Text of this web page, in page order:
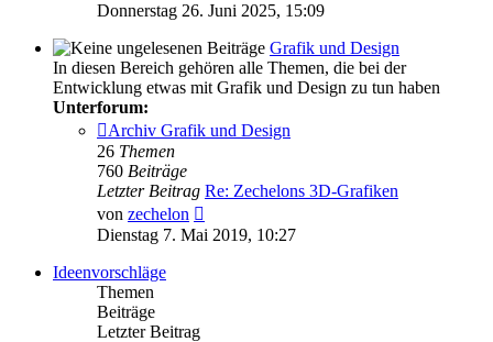
Beitrag
Donnerstag 26. Juni 2025, 15:09
Grafik und Design
In diesen Bereich gehören alle Themen, die bei der
Entwicklung etwas mit Grafik und Design zu tun haben
Unterforum:
Archiv Grafik und Design
26 Themen
760 Beiträge
Letzter Beitrag Re: Zechelons 3D-Grafiken
von zechelon
Beitrag
Dienstag 7. Mai 2019, 10:27
Ideenvorschläge
Themen
Beiträge
Letzter Beitrag